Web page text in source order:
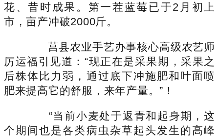
花、昔时成果。第一茬蓝莓已于2月初上
市，亩产冲破2000斤。
莒县农业手艺办事核心高级农艺师
厉运福引见道：“现正在是采果期，采果之
后株体比力弱，通过底下冲施肥和叶面喷
肥来提高它的舒服，来年产量。”！
“当前小麦处于返青和起身期，这
个期间也是各类病虫杂草起头发生的高峰